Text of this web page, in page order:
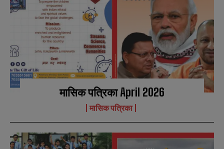
मासिक पत्रिका April 2026
मासिक पत्रिका